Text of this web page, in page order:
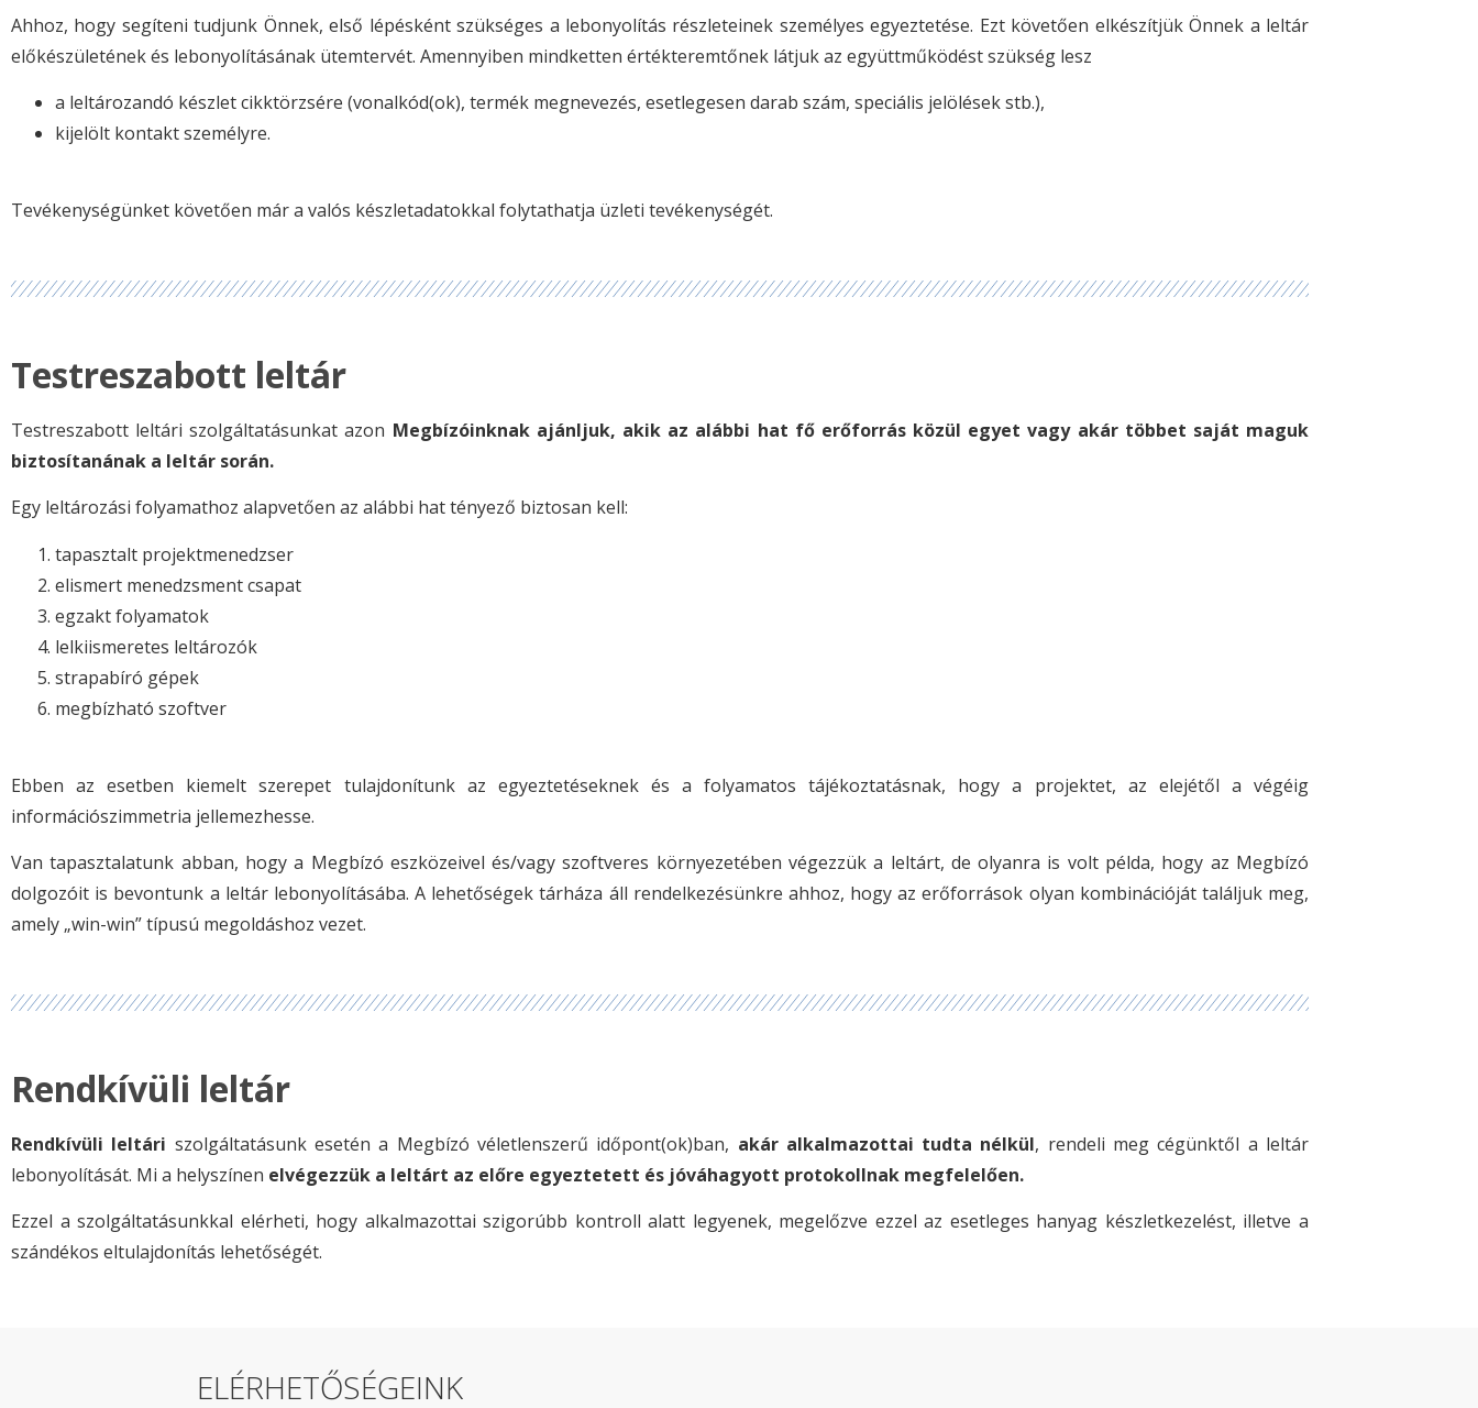
Ahhoz, hogy segíteni tudjunk Önnek, első lépésként szükséges a lebonyolítás részleteinek személyes egyeztetése. Ezt követően elkészítjük Önnek a leltár
előkészületének és lebonyolításának ütemtervét. Amennyiben mindketten értékteremtőnek látjuk az együttműködést szükség lesz
a leltározandó készlet cikktörzsére (vonalkód(ok), termék megnevezés, esetlegesen darab szám, speciális jelölések stb.),
kijelölt kontakt személyre.
Tevékenységünket követően már a valós készletadatokkal folytathatja üzleti tevékenységét.
Testreszabott leltár
Testreszabott leltári szolgáltatásunkat azon Megbízóinknak ajánljuk, akik az alábbi hat fő erőforrás közül egyet vagy akár többet saját maguk
biztosítanának a leltár során.
Egy leltározási folyamathoz alapvetően az alábbi hat tényező biztosan kell:
tapasztalt projektmenedzser
elismert menedzsment csapat
egzakt folyamatok
lelkiismeretes leltározók
strapabíró gépek
megbízható szoftver
Ebben az esetben kiemelt szerepet tulajdonítunk az egyeztetéseknek és a folyamatos tájékoztatásnak, hogy a projektet, az elejétől a végéig
információszimmetria jellemezhesse.
Van tapasztalatunk abban, hogy a Megbízó eszközeivel és/vagy szoftveres környezetében végezzük a leltárt, de olyanra is volt példa, hogy az Megbízó
dolgozóit is bevontunk a leltár lebonyolításába. A lehetőségek tárháza áll rendelkezésünkre ahhoz, hogy az erőforrások olyan kombinációját találjuk meg,
amely „win-win” típusú megoldáshoz vezet.
Rendkívüli leltár
Rendkívüli leltári szolgáltatásunk esetén a Megbízó véletlenszerű időpont(ok)ban, akár alkalmazottai tudta nélkül, rendeli meg cégünktől a leltár
lebonyolítását. Mi a helyszínen elvégezzük a leltárt az előre egyeztetett és jóváhagyott protokollnak megfelelően.
Ezzel a szolgáltatásunkkal elérheti, hogy alkalmazottai szigorúbb kontroll alatt legyenek, megelőzve ezzel az esetleges hanyag készletkezelést, illetve a
szándékos eltulajdonítás lehetőségét.
ELÉRHETŐSÉGEINK